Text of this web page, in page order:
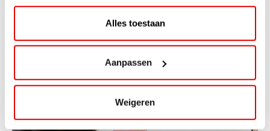
Alles toestaan
Aanpassen
Weigeren
Lees verder